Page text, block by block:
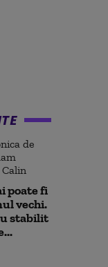
poate fi
vechi.
stabilit